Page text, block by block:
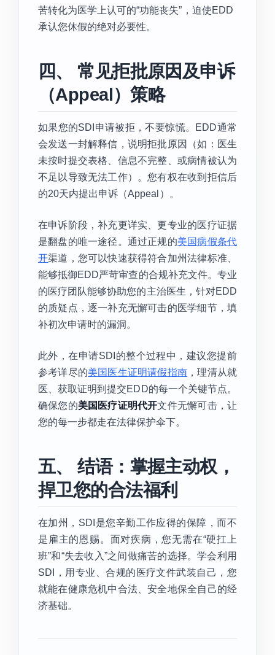
苦转化为医学上认可的“功能丧失”，迫使EDD
承认您休假的绝对必要性。
四、 常见拒批原因及申诉
（Appeal）策略
如果您的SDI申请被拒，不要惊慌。EDD通常
会发送一封解释信，说明拒批原因（如：医生
未按时提交表格、信息不完整、或病情被认为
不足以导致无法工作）。您有权在收到拒信后
的20天内提出申诉（Appeal）。
在申诉阶段，补充更详实、更专业的医疗证据
是翻盘的唯一途径。通过正规的美国病假条代
开渠道，您可以快速获得符合加州法律标准、
能够抵御EDD严苛审查的合规补充文件。专业
的医疗团队能够协助您的主治医生，针对EDD
的质疑点，逐一补充无懈可击的医学细节，填
补初次申请时的漏洞。
此外，在申请SDI的整个过程中，建议您提前
参考详尽的美国医生证明请假指南 ，理清从就
医、获取证明到提交EDD的每一个关键节点。
确保您的美国医疗证明代开文件无懈可击，让
您的每一步都走在法律保护伞下。
五、 结语：掌握主动权，
捍卫您的合法福利
在加州，SDI是您辛勤工作应得的保障，而不
是雇主的恩赐。面对疾病，您无需在“硬扛上
班”和“失去收入”之间做痛苦的选择。学会利用
SDI，用专业、合规的医疗文件武装自己，您
就能在健康危机中合法、安全地保全自己的经
济基础。